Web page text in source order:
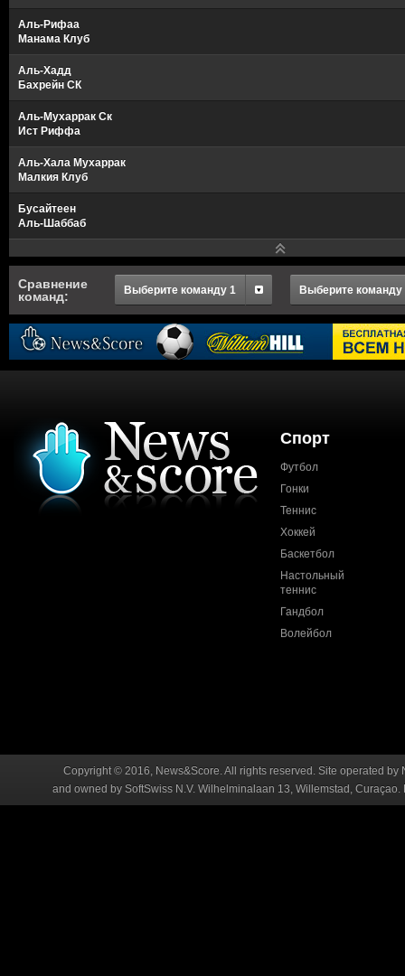
Аль-Рифаа
Манама Клуб
Аль-Хадд
Бахрейн СК
Аль-Мухаррак Ск
Ист Риффа
Аль-Хала Мухаррак
Малкия Клуб
Бусайтеен
Аль-Шаббаб
Сравнение
команд:
Выберите команду 1 Выберите команду
Спорт
Футбол
Гонки
Теннис
Хоккей
Баскетбол
Настольный
теннис
Гандбол
Волейбол
Copyright © 2016, News&Score. All rights reserved. Site operated
and owned by SoftSwiss N.V. Wilhelminalaan 13, Willemstad,